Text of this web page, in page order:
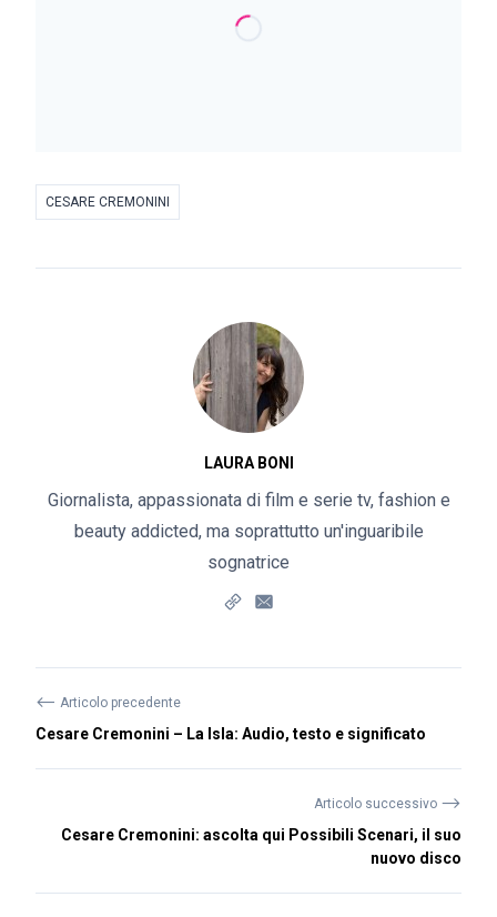
CESARE CREMONINI
LAURA BONI
Giornalista, appassionata di film e serie tv, fashion e
beauty addicted, ma soprattutto un'inguaribile
sognatrice
⟵ Articolo precedente
Cesare Cremonini – La Isla: Audio, testo e significato
Articolo successivo ⟶
Cesare Cremonini: ascolta qui Possibili Scenari, il suo
nuovo disco